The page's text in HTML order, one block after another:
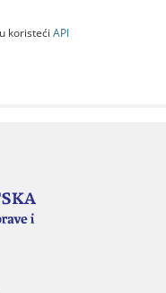
koristeći API